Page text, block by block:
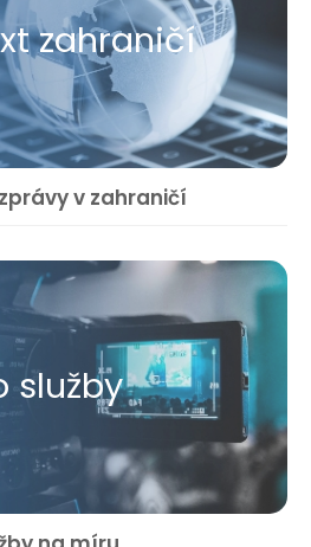
zahraničí
v zahraničí
služby